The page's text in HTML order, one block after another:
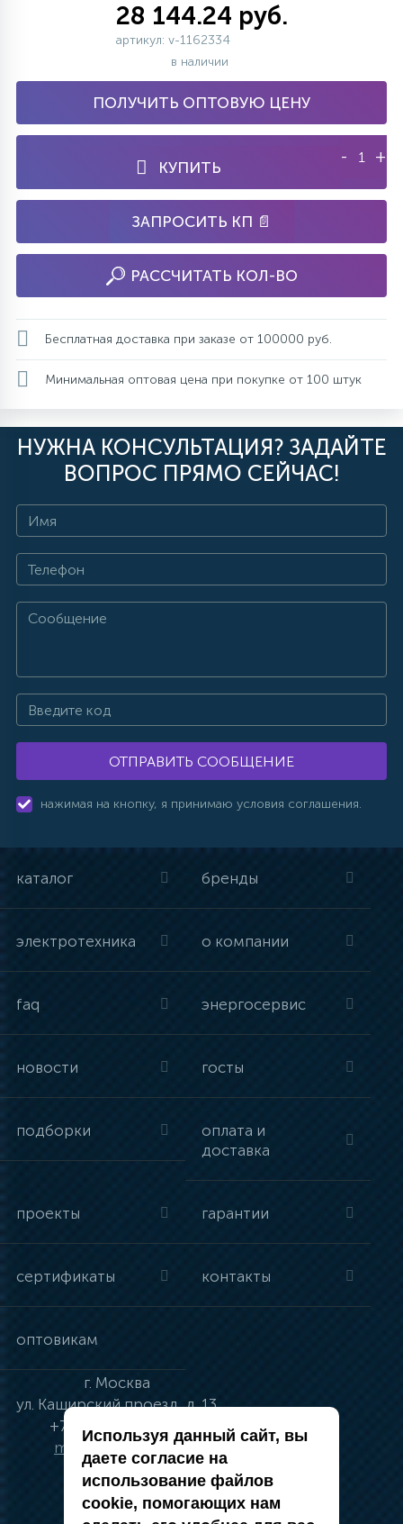
28 144.24 руб.
артикул: v-1162334
в наличии
ПОЛУЧИТЬ ОПТОВУЮ ЦЕНУ
КУПИТЬ
- +
ЗАПРОСИТЬ КП 📄
РАССЧИТАТЬ КОЛ-ВО
Бесплатная доставка при заказе от 100000 руб.
Минимальная оптовая цена при покупке от 100 штук
НУЖНА КОНСУЛЬТАЦИЯ? ЗАДАЙТЕ
ВОПРОС ПРЯМО СЕЙЧАС!
ОТПРАВИТЬ СООБЩЕНИЕ
нажимая на кнопку, я принимаю условия соглашения.
каталог бренды
электротехника о компании
faq энергосервис
новости госты
подборки
оплата и
доставка
проекты гарантии
сертификаты контакты
оптовикам
г. Москва
ул. Каширский проезд, д. 13
+7 (495) 134-41-83
moskva@vincci.ru
Используя данный сайт, вы
даете согласие на
использование файлов
cookie, помогающих нам